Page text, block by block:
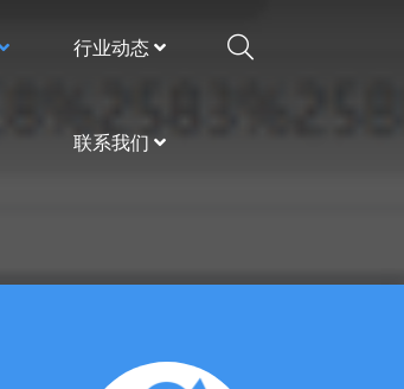
行业动态
联系我们